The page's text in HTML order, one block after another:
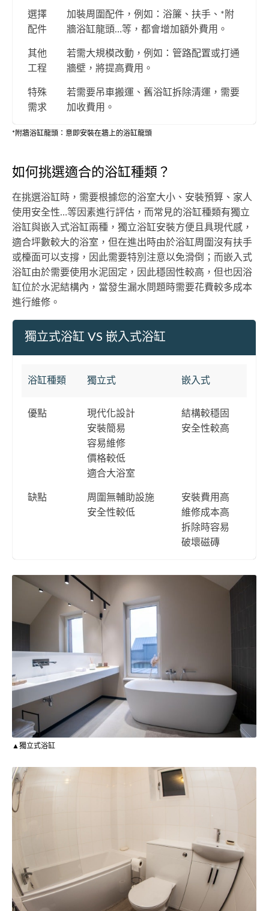
選擇
配件
加裝周圍配件，例如：浴簾、扶手、*附
牆浴缸龍頭…等，都會增加額外費用。
其他
工程
若需大規模改動，例如：管路配置或打通
牆壁，將提高費用。
特殊
需求
若需要吊車搬運、舊浴缸拆除清運，需要
加收費用。
*附牆浴缸龍頭：意即安裝在牆上的浴缸龍頭
如何挑選適合的浴缸種類？
在挑選浴缸時，需要根據您的浴室大小、安裝預算、家人
使用安全性…等因素進行評估，而常見的浴缸種類有獨立
浴缸與嵌入式浴缸兩種，獨立浴缸安裝方便且具現代感，
適合坪數較大的浴室，但在進出時由於浴缸周圍沒有扶手
或檯面可以支撐，因此需要特別注意以免滑倒；而嵌入式
浴缸由於需要使用水泥固定，因此穩固性較高，但也因浴
缸位於水泥結構內，當發生漏水問題時需要花費較多成本
進行維修。
獨立式浴缸 VS 嵌入式浴缸
浴缸種類 獨立式 嵌入式
優點
現代化設計
安裝簡易
容易維修
價格較低
適合大浴室
結構較穩固
安全性較高
缺點
周圍無輔助設施
安全性較低
安裝費用高
維修成本高
拆除時容易
破壞磁磚
▲獨立式浴缸